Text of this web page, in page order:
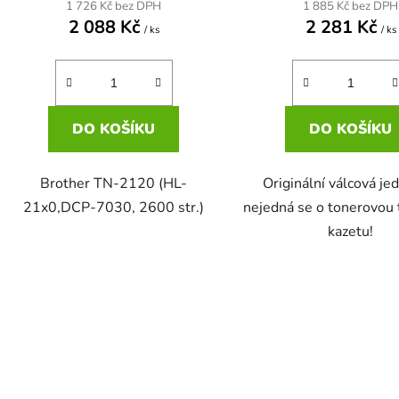
1 726 Kč bez DPH
2 088 Kč / ks
DO KOŠÍKU
Brother TN-2120 (HL-
21x0,DCP-7030, 2600 str.)
1 885 Kč bez DPH
2 281 Kč / ks
DO KOŠÍKU
Originální válcová
nejedná se o tonerovou
kazetu!